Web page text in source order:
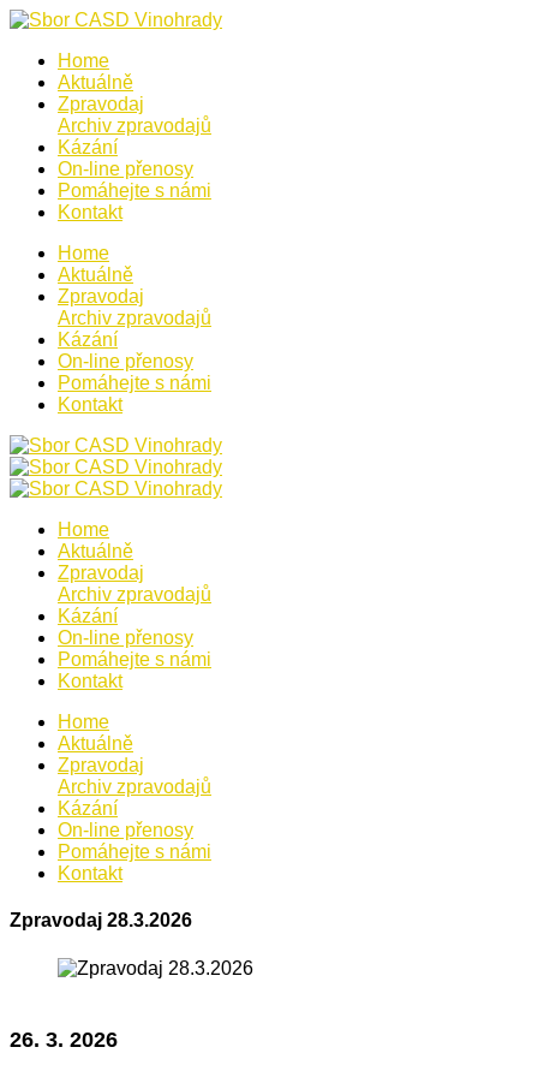
Home
Aktuálně
Zpravodaj
Archiv zpravodajů
Kázání
On-line přenosy
Pomáhejte s námi
Kontakt
Home
Aktuálně
Zpravodaj
Archiv zpravodajů
Kázání
On-line přenosy
Pomáhejte s námi
Kontakt
Home
Aktuálně
Zpravodaj
Archiv zpravodajů
Kázání
On-line přenosy
Pomáhejte s námi
Kontakt
Home
Aktuálně
Zpravodaj
Archiv zpravodajů
Kázání
On-line přenosy
Pomáhejte s námi
Kontakt
Zpravodaj 28.3.2026
26. 3. 2026